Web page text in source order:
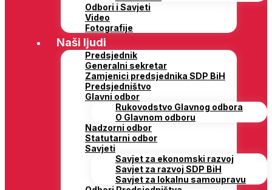
Odbori i Savjeti
Video
Fotografije
Naši ljudi
Predsjednik
Generalni sekretar
Zamjenici predsjednika SDP BiH
Predsjedništvo
Glavni odbor
Rukovodstvo Glavnog odbora
O Glavnom odboru
Nadzorni odbor
Statutarni odbor
Savjeti
Savjet za ekonomski razvoj
Savjet za razvoj SDP BiH
Savjet za lokalnu samoupravu